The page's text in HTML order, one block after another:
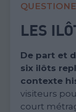
DÉCOUVRIR
LA
« Nous
d’objets et
attractive
historien et